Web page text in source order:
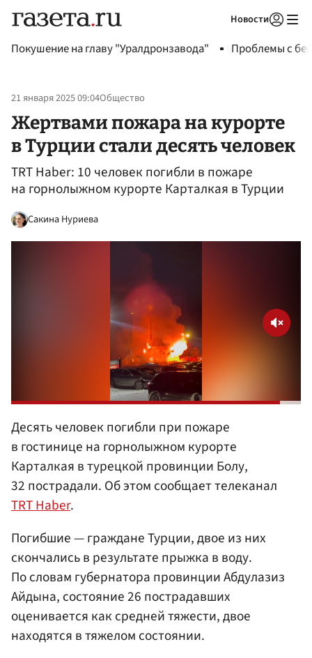
Новости
Покушение на главу "Уралдронзавода" Проблемы с
21 января 2025 09:04Общество
Жертвами пожара на курорте
в Турции стали десять человек
TRT Haber: 10 человек погибли в пожаре
на горнолыжном курорте Карталкая в Турции
Сакина Нуриева
Десять человек погибли при пожаре
в гостинице на горнолыжном курорте
Карталкая в турецкой провинции Болу,
32 пострадали. Об этом сообщает телеканал
TRT Haber.
Погибшие — граждане Турции, двое из них
скончались в результате прыжка в воду.
По словам губернатора провинции Абдулазиз
Айдына, состояние 26 пострадавших
оценивается как средней тяжести, двое
находятся в тяжелом состоянии.